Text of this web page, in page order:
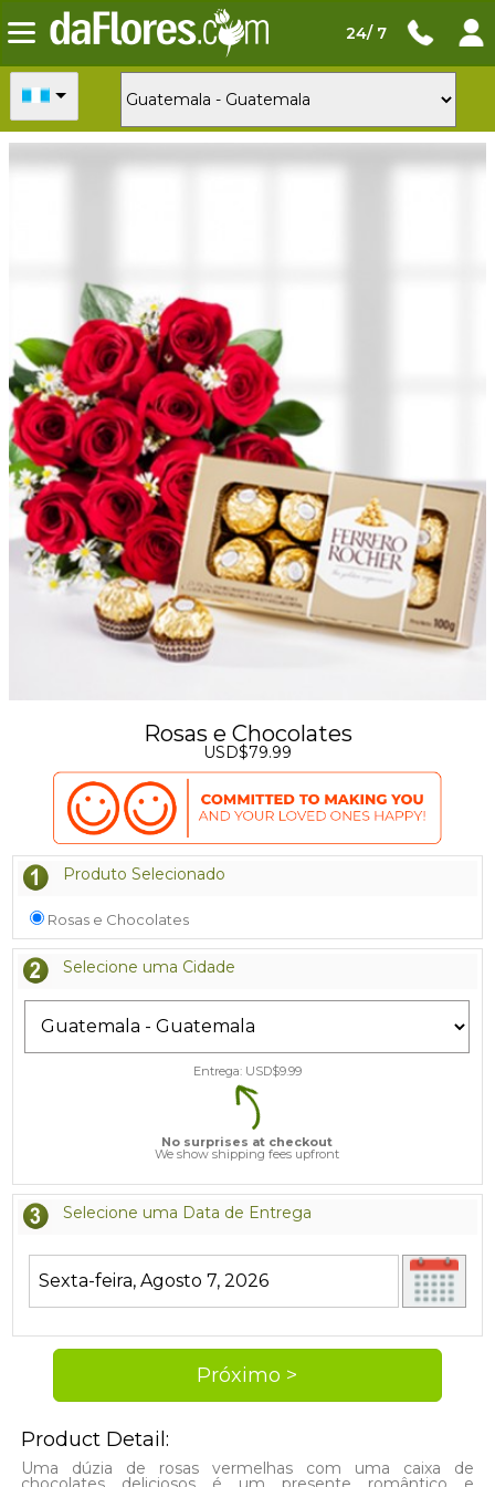
24/ 7
Rosas e Chocolates
USD$79.99
Produto Selecionado
Rosas e Chocolates
Selecione uma Cidade
Entrega: USD$9.99
No surprises at checkout
We show shipping fees upfront
Selecione uma Data de Entrega
Product Detail:
Uma dúzia de rosas vermelhas com uma caixa de